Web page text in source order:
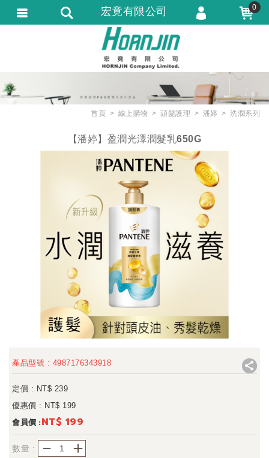
首頁 線上購物 頭髮護理 潘婷 洗潤系列
【潘婷】盈潤光澤潤髮乳650G
產品型號 : 4987176343918
定價 : NT$ 239
優惠價 : NT$ 199
會員價 : NT$ 199
數量 : ＋
－
宏竟有限公司 0
會員登入
會員註冊
訂單查詢